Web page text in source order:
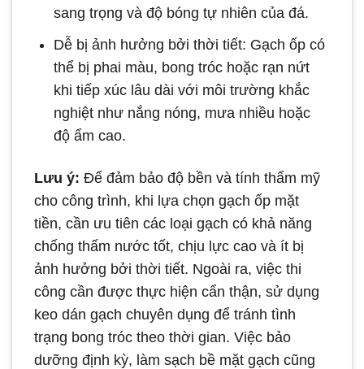
sang trọng và độ bóng tự nhiên của đá.
Dễ bị ảnh hưởng bởi thời tiết: Gạch ốp có
thể bị phai màu, bong tróc hoặc rạn nứt
khi tiếp xúc lâu dài với môi trường khắc
nghiệt như nắng nóng, mưa nhiều hoặc
độ ẩm cao.
Lưu ý: Để đảm bảo độ bền và tính thẩm mỹ
cho công trình, khi lựa chọn gạch ốp mặt
tiền, cần ưu tiên các loại gạch có khả năng
chống thấm nước tốt, chịu lực cao và ít bị
ảnh hưởng bởi thời tiết. Ngoài ra, việc thi
công cần được thực hiện cẩn thận, sử dụng
keo dán gạch chuyên dụng để tránh tình
trạng bong tróc theo thời gian. Việc bảo
dưỡng định kỳ, làm sạch bề mặt gạch cũng